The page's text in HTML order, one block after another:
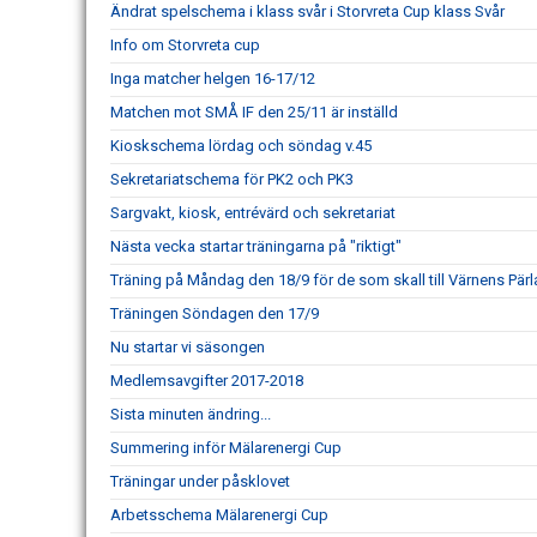
Ändrat spelschema i klass svår i Storvreta Cup klass Svår
Info om Storvreta cup
Inga matcher helgen 16-17/12
Matchen mot SMÅ IF den 25/11 är inställd
Kioskschema lördag och söndag v.45
Sekretariatschema för PK2 och PK3
Sargvakt, kiosk, entrévärd och sekretariat
Nästa vecka startar träningarna på "riktigt"
Träning på Måndag den 18/9 för de som skall till Värnens
Träningen Söndagen den 17/9
Nu startar vi säsongen
Medlemsavgifter 2017-2018
Sista minuten ändring...
Summering inför Mälarenergi Cup
Träningar under påsklovet
Arbetsschema Mälarenergi Cup